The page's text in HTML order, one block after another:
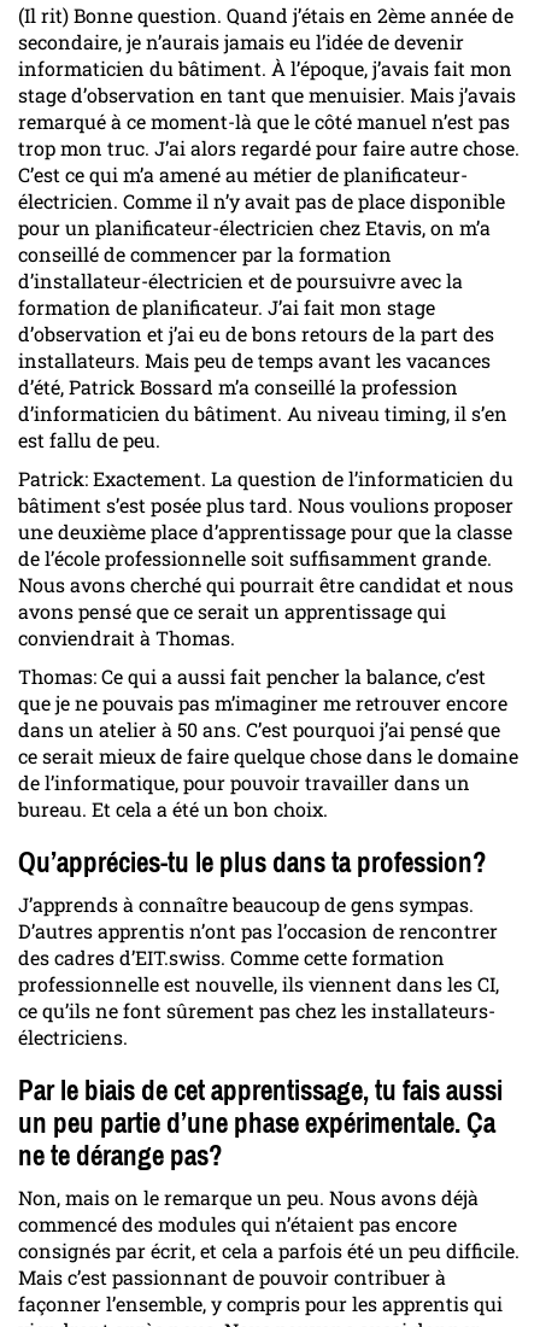
(Il rit) Bonne question. Quand j’étais en 2ème année de
secondaire, je n’aurais jamais eu l’idée de devenir
informaticien du bâtiment. À l’époque, j’avais fait mon
stage d’observation en tant que menuisier. Mais j’avais
remarqué à ce moment-là que le côté manuel n’est pas
trop mon truc. J’ai alors regardé pour faire autre chose.
C’est ce qui m’a amené au métier de planificateur-
électricien. Comme il n’y avait pas de place disponible
pour un planificateur-électricien chez Etavis, on m’a
conseillé de commencer par la formation
d’installateur-électricien et de poursuivre avec la
formation de planificateur. J’ai fait mon stage
d’observation et j’ai eu de bons retours de la part des
installateurs. Mais peu de temps avant les vacances
d’été, Patrick Bossard m’a conseillé la profession
d’informaticien du bâtiment. Au niveau timing, il s’en
est fallu de peu.
Patrick: Exactement. La question de l’informaticien du
bâtiment s’est posée plus tard. Nous voulions proposer
une deuxième place d’apprentissage pour que la classe
de l’école professionnelle soit suffisamment grande.
Nous avons cherché qui pourrait être candidat et nous
avons pensé que ce serait un apprentissage qui
conviendrait à Thomas.
Thomas: Ce qui a aussi fait pencher la balance, c’est
que je ne pouvais pas m’imaginer me retrouver encore
dans un atelier à 50 ans. C’est pourquoi j’ai pensé que
ce serait mieux de faire quelque chose dans le domaine
de l’informatique, pour pouvoir travailler dans un
bureau. Et cela a été un bon choix.
Qu’apprécies-tu le plus dans ta profession?
J’apprends à connaître beaucoup de gens sympas.
D’autres apprentis n’ont pas l’occasion de rencontrer
des cadres d’EIT.swiss. Comme cette formation
professionnelle est nouvelle, ils viennent dans les CI,
ce qu’ils ne font sûrement pas chez les installateurs-
électriciens.
Par le biais de cet apprentissage, tu fais aussi
un peu partie d’une phase expérimentale. Ça
ne te dérange pas?
Non, mais on le remarque un peu. Nous avons déjà
commencé des modules qui n’étaient pas encore
consignés par écrit, et cela a parfois été un peu difficile.
Mais c’est passionnant de pouvoir contribuer à
façonner l’ensemble, y compris pour les apprentis qui